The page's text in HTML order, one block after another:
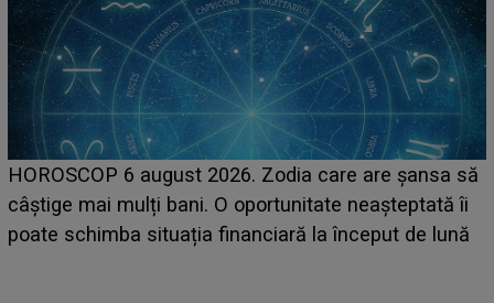
LINE-UP UNTOLD ONE, prima zi. Cine sunt artiștii
care deschid festivalul și de la ce ore au loc cele mai
așteptate concerte pe scena principală?